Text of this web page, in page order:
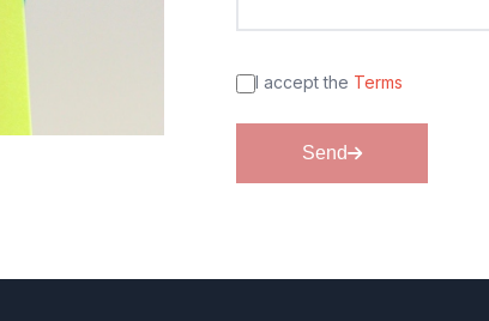
I accept the Terms
Send